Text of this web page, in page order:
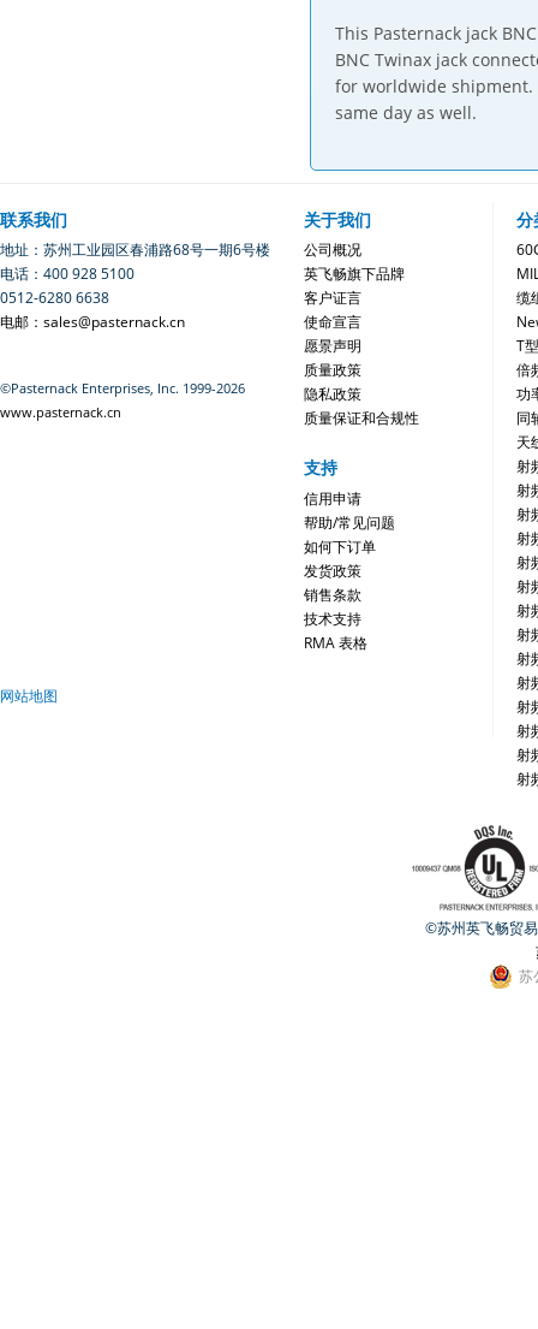
This Pasternack jack
BNC Twinax jack
for worldwide shipment.
same day as well.
联系我们
地址：苏州工业园区春浦路68号一期6号楼
电话：400 928 5100
0512-6280 6638
电邮：sales@pasternack.cn
©Pasternack Enterprises, Inc. 1999-2026
www.pasternack.cn
关于我们
公司概况
英飞畅旗下品牌
客户证言
使命宣言
愿景声明
质量政策
隐私政策
质量保证和合规性
支持
信用申请
帮助/常见问题
如何下订单
发货政策
销售条款
技术支持
RMA 表格
网站地图
分
缆
T
倍
功
同
天
射
射
射
射
射
射
射
射
射
射
射
射
射
射
©苏州英飞畅贸
苏